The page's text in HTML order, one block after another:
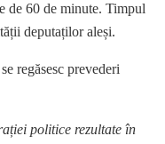
de 60 de minute. Timpul
deputaților aleși.
regăsesc prevederi
politice rezultate în